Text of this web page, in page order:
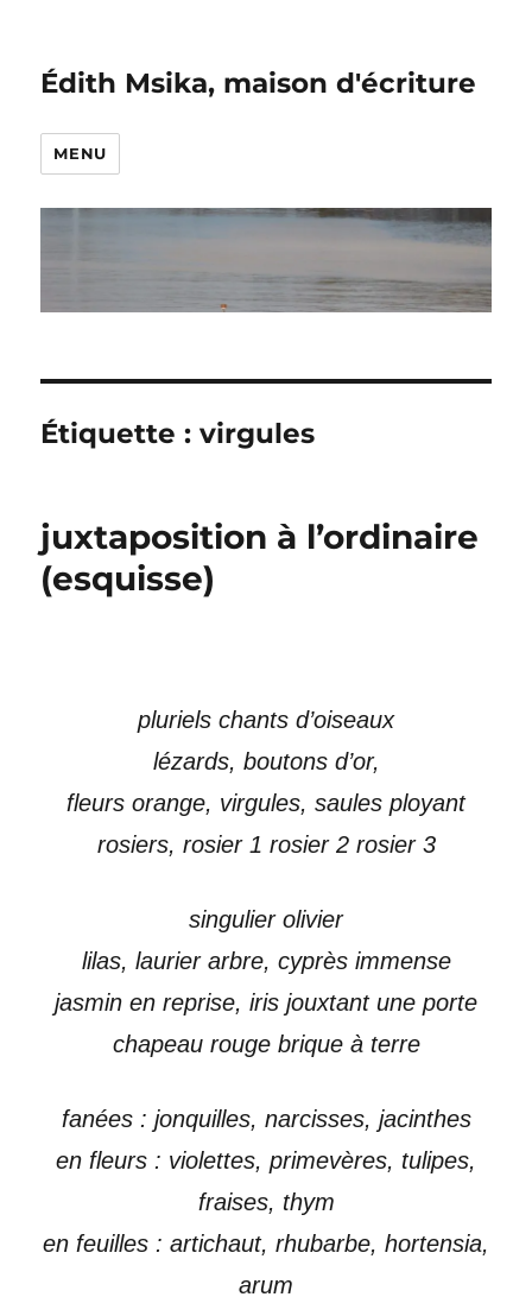
Édith Msika, maison d'écriture
MENU
Étiquette :virgules
juxtaposition à l’ordinaire
(esquisse)
pluriels chants d’oiseaux
lézards, boutons d’or,
fleurs orange, virgules, saules ployant
rosiers, rosier 1 rosier 2 rosier 3
singulier olivier
lilas, laurier arbre, cyprès immense
jasmin en reprise, iris jouxtant une porte
chapeau rouge brique à terre
fanées : jonquilles, narcisses, jacinthes
en fleurs : violettes, primevères, tulipes,
fraises, thym
en feuilles : artichaut, rhubarbe, hortensia,
arum